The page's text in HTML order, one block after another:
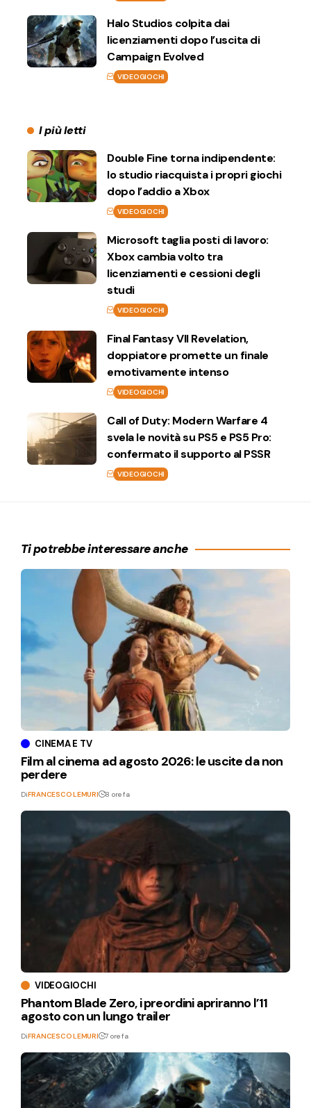
Halo Studios colpita dai
licenziamenti dopo l’uscita di
Campaign Evolved
VIDEOGIOCHI
I più letti
Double Fine torna indipendente:
lo studio riacquista i propri giochi
dopo l’addio a Xbox
VIDEOGIOCHI
Microsoft taglia posti di lavoro:
Xbox cambia volto tra
licenziamenti e cessioni degli
studi
VIDEOGIOCHI
Final Fantasy VII Revelation,
doppiatore promette un finale
emotivamente intenso
VIDEOGIOCHI
Call of Duty: Modern Warfare 4
svela le novità su PS5 e PS5 Pro:
confermato il supporto al PSSR
VIDEOGIOCHI
Ti potrebbe interessare anche
CINEMA E TV
Film al cinema ad agosto 2026: le uscite da non
perdere
DiFRANCESCO LEMURI 8 ore fa
VIDEOGIOCHI
Phantom Blade Zero, i preordini apriranno l’11
agosto con un lungo trailer
DiFRANCESCO LEMURI 7 ore fa